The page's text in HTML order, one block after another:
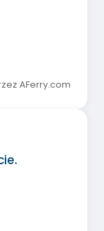
AFerry.com